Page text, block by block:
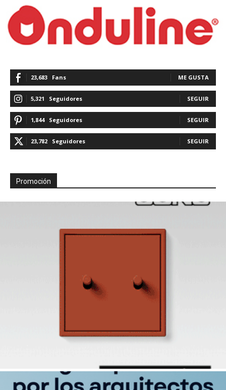
23,683 Fans ME GUSTA
5,321 Seguidores SEGUIR
1,844 Seguidores SEGUIR
23,782 Seguidores SEGUIR
Promoción